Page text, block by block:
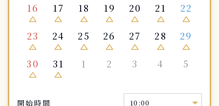
16
change_history
17
change_history
18
change_history
19
change_history
20
change_history
21
change_history
22
change_history
23
change_history
24
change_history
25
change_history
26
change_history
27
change_history
28
change_history
29
change_history
30
change_history
31
change_history
1 2 3 4 5
開始時間